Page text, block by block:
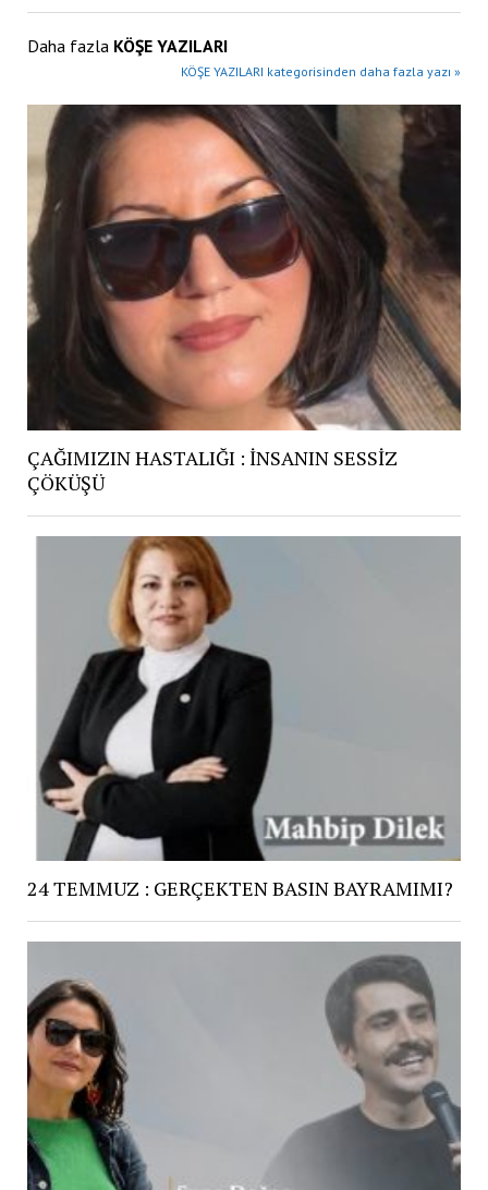
Daha fazla KÖŞE YAZILARI
KÖŞE YAZILARI kategorisinden daha fazla yazı »
ÇAĞIMIZIN HASTALIĞI : İNSANIN SESSİZ
ÇÖKÜŞÜ
24 TEMMUZ : GERÇEKTEN BASIN BAYRAMIMI?